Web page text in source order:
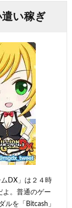
い稼ぎ
DX」は２４時
よ。普通のゲー
ルを「Bitcash」